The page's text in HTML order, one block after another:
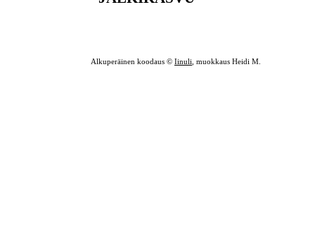
Alkuperäinen koodaus © Iinuli , muokkaus Heidi M.